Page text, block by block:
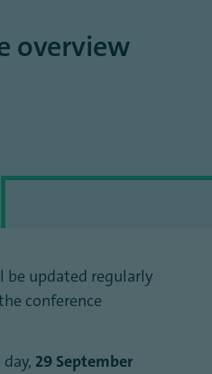
overview
be updated regularly
conference
29 September